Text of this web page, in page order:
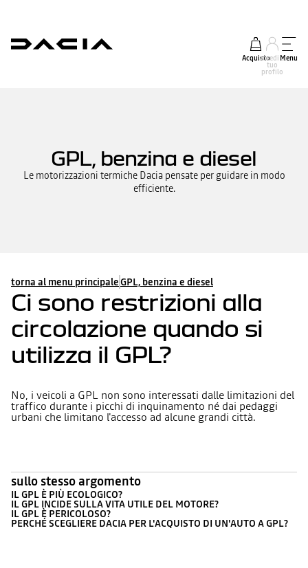
Acquistoaccedi al
tuo
profilo
Menu
GPL, benzina e diesel
Le motorizzazioni termiche Dacia pensate per guidare in modo
efficiente.
torna al menu principaleGPL, benzina e diesel
Ci sono restrizioni alla
circolazione quando si
utilizza il GPL?
No, i veicoli a GPL non sono interessati dalle limitazioni del
traffico durante i picchi di inquinamento né dai pedaggi
urbani che limitano l'accesso ad alcune grandi città.
sullo stesso argomento
IL GPL È PIÙ ECOLOGICO?
IL GPL INCIDE SULLA VITA UTILE DEL MOTORE?
IL GPL È PERICOLOSO?
PERCHÉ SCEGLIERE DACIA PER L'ACQUISTO DI UN'AUTO A GPL?